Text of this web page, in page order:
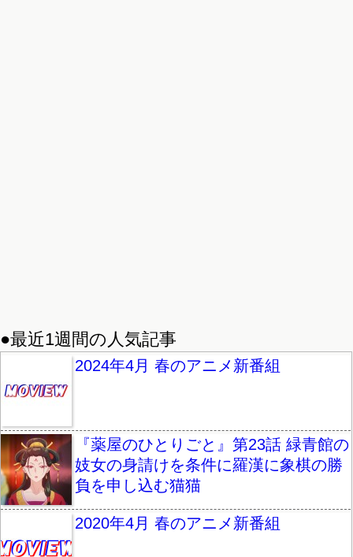
●最近1週間の人気記事
2024年4月 春のアニメ新番組
『薬屋のひとりごと』第23話 緑青館の
妓女の身請けを条件に羅漢に象棋の勝
負を申し込む猫猫
2020年4月 春のアニメ新番組